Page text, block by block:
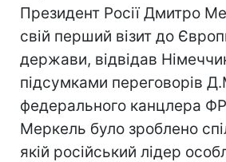
Президент Росії Дмитро
свій перший візит до
держави, відвідав
підсумками переговорів
федерального канцлера
Меркель було зроблено
якій російський лідер